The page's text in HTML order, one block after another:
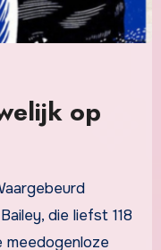
op
die liefst 118